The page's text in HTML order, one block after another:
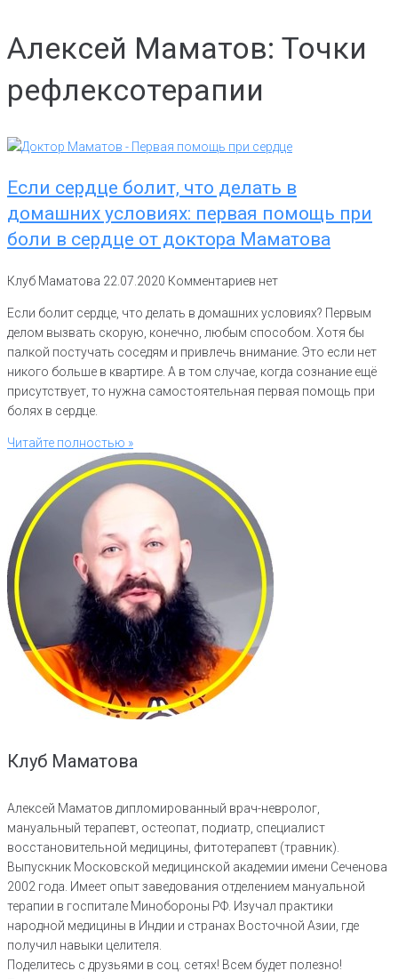
Алексей Маматов: Точки
рефлексотерапии
Если сердце болит, что делать в
домашних условиях: первая помощь при
боли в сердце от доктора Маматова
Клуб Маматова 22.07.2020 Комментариев нет
Если болит сердце, что делать в домашних условиях? Первым
делом вызвать скорую, конечно, любым способом. Хотя бы
палкой постучать соседям и привлечь внимание. Это если нет
никого больше в квартире. А в том случае, когда сознание ещё
присутствует, то нужна самостоятельная первая помощь при
болях в сердце.
Читайте полностью »
Клуб Маматова
Алексей Маматов дипломированный врач-невролог,
мануальный терапевт, остеопат, подиатр, специалист
восстановительной медицины, фитотерапевт (травник).
Выпускник Московской медицинской академии имени Сеченова
2002 года. Имеет опыт заведования отделением мануальной
терапии в госпитале Минобороны РФ. Изучал практики
народной медицины в Индии и странах Восточной Азии, где
получил навыки целителя.
Поделитесь с друзьями в соц. сетях! Всем будет полезно!